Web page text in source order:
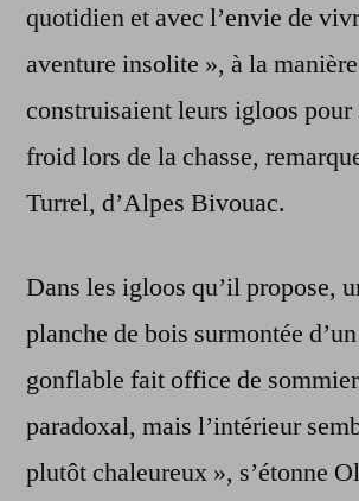
quotidien et avec l’envie de
aventure insolite », à la
construisaient leurs igloos pour
froid lors de la chasse,
Turrel, d’Alpes Bivouac.
Dans les igloos qu’il propose,
planche de bois surmontée
gonflable fait office de
paradoxal, mais l’intérieur
plutôt chaleureux », s’étonne